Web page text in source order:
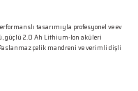
tasarımıyla profesyonel ve ev
güçlü 2.0 Ah Lithium-Ion aküleri
çelik mandreni ve verimli dişli